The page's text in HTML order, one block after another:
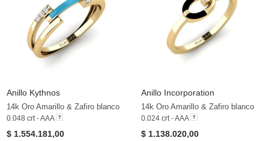
Anillo Kythnos
14k Oro Amarillo & Zafiro blanco
0.048 crt - AAA
$ 1.554.181,00
Anillo Incorporation
14k Oro Amarillo & Zafiro blanco
0.024 crt - AAA
$ 1.138.020,00